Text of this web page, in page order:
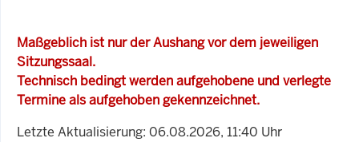
Maßgeblich ist nur der Aushang vor dem jeweiligen
Sitzungssaal.
Technisch bedingt werden aufgehobene und verlegte
Termine als aufgehoben gekennzeichnet.
Letzte Aktualisierung: 06.08.2026, 11:40 Uhr